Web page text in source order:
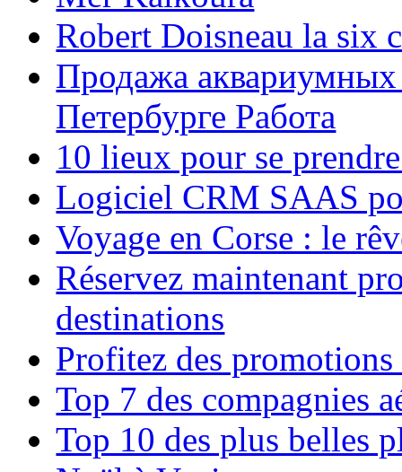
Robert Doisneau la six
Продажа аквариумных
Петербурге Работа
10 lieux pour se
Logiciel CRM SAAS
Voyage en Corse : le
Réservez maintenant
destinations
Profitez des
Top 7 des compagnies
Top 10 des plus belles